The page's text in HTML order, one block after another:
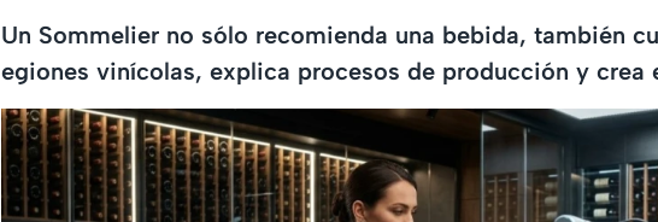
Un Sommelier no sólo recomienda una bebida, también
egiones vinícolas, explica procesos de producción y crea